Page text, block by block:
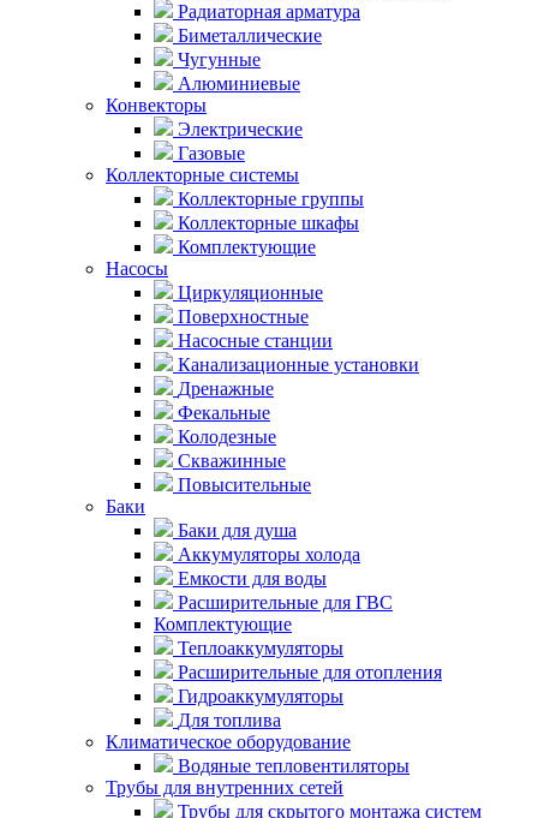
Радиаторная арматура
Биметаллические
Чугунные
Алюминиевые
Конвекторы
Электрические
Газовые
Коллекторные системы
Коллекторные группы
Коллекторные шкафы
Комплектующие
Насосы
Циркуляционные
Поверхностные
Насосные станции
Канализационные установки
Дренажные
Фекальные
Колодезные
Скважинные
Повысительные
Баки
Баки для душа
Аккумуляторы холода
Емкости для воды
Расширительные для ГВС
Комплектующие
Теплоаккумуляторы
Расширительные для отопления
Гидроаккумуляторы
Для топлива
Климатическое оборудование
Водяные тепловентиляторы
Трубы для внутренних сетей
Трубы для скрытого монтажа систем